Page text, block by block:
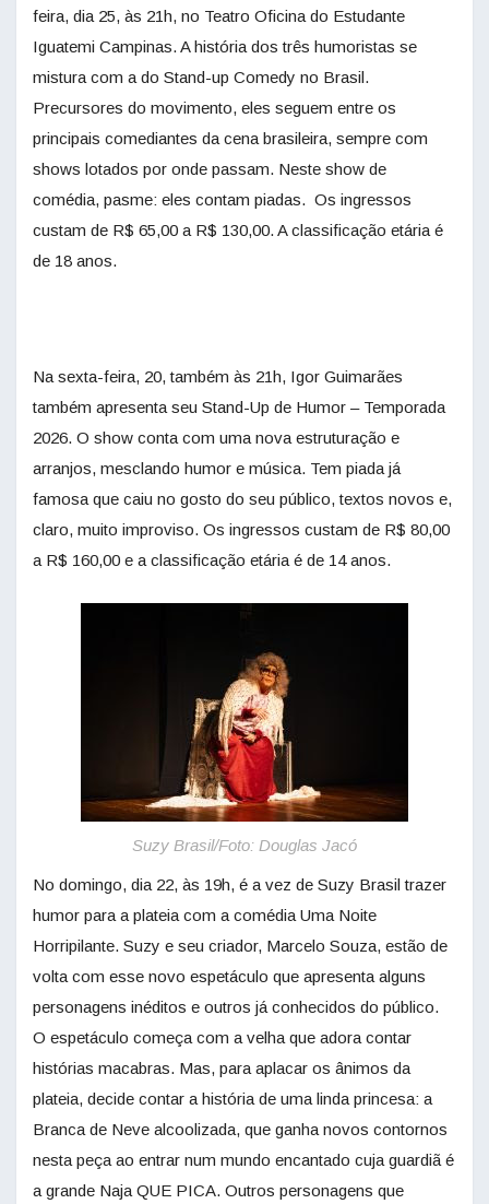
feira, dia 25, às 21h, no Teatro Oficina do Estudante
Iguatemi Campinas. A história dos três humoristas se
mistura com a do Stand-up Comedy no Brasil.
Precursores do movimento, eles seguem entre os
principais comediantes da cena brasileira, sempre com
shows lotados por onde passam. Neste show de
comédia, pasme: eles contam piadas. Os ingressos
custam de R$ 65,00 a R$ 130,00. A classificação etária é
de 18 anos.
Na sexta-feira, 20, também às 21h, Igor Guimarães
também apresenta seu Stand-Up de Humor – Temporada
2026. O show conta com uma nova estruturação e
arranjos, mesclando humor e música. Tem piada já
famosa que caiu no gosto do seu público, textos novos e,
claro, muito improviso. Os ingressos custam de R$ 80,00
a R$ 160,00 e a classificação etária é de 14 anos.
Suzy Brasil/Foto: Douglas Jacó
No domingo, dia 22, às 19h, é a vez de Suzy Brasil trazer
humor para a plateia com a comédia Uma Noite
Horripilante. Suzy e seu criador, Marcelo Souza, estão de
volta com esse novo espetáculo que apresenta alguns
personagens inéditos e outros já conhecidos do público.
O espetáculo começa com a velha que adora contar
histórias macabras. Mas, para aplacar os ânimos da
plateia, decide contar a história de uma linda princesa: a
Branca de Neve alcoolizada, que ganha novos contornos
nesta peça ao entrar num mundo encantado cuja guardiã é
a grande Naja QUE PICA. Outros personagens que